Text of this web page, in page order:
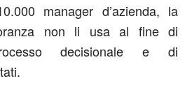
manager d’azienda, la
non li usa al fine di
decisionale e di